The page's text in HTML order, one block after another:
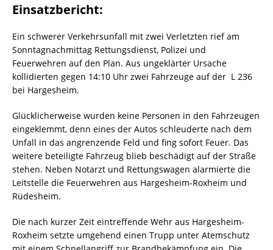
Einsatzbericht:
Ein schwerer Verkehrsunfall mit zwei Verletzten rief am
Sonntagnachmittag Rettungsdienst, Polizei und
Feuerwehren auf den Plan. Aus ungeklärter Ursache
kollidierten gegen 14:10 Uhr zwei Fahrzeuge auf der L 236
bei Hargesheim.
Glücklicherweise wurden keine Personen in den Fahrzeugen
eingeklemmt, denn eines der Autos schleuderte nach dem
Unfall in das angrenzende Feld und fing sofort Feuer. Das
weitere beteiligte Fahrzeug blieb beschädigt auf der Straße
stehen. Neben Notarzt und Rettungswagen alarmierte die
Leitstelle die Feuerwehren aus Hargesheim-Roxheim und
Rüdesheim.
Die nach kurzer Zeit eintreffende Wehr aus Hargesheim-
Roxheim setzte umgehend einen Trupp unter Atemschutz